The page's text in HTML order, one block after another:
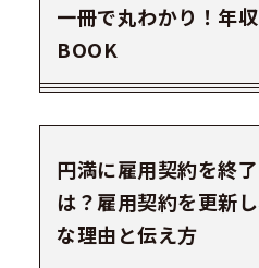
一冊で丸わかり！年
BOOK
円満に雇用契約を終
は？雇用契約を更新
な理由と伝え方